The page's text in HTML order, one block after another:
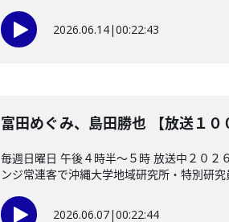
2026.06.14|00:22:43
富田めぐみ、島田勝也 【放送１０
毎週日曜日 午後４時半～５時 放送中２０
ンジ常連客で沖縄大学地域研究所・特別研究
2026.06.07|00:22:44